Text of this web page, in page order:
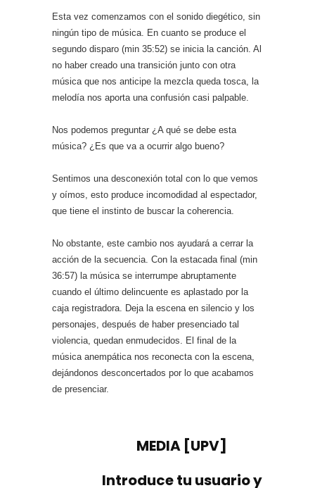
Esta vez comenzamos con el sonido diegético, sin
ningún tipo de música. En cuanto se produce el
segundo disparo (min 35:52) se inicia la canción. Al
no haber creado una transición junto con otra
música que nos anticipe la mezcla queda tosca, la
melodía nos aporta una confusión casi palpable.
Nos podemos preguntar ¿A qué se debe esta
música? ¿Es que va a ocurrir algo bueno?
Sentimos una desconexión total con lo que vemos
y oímos, esto produce incomodidad al espectador,
que tiene el instinto de buscar la coherencia.
No obstante, este cambio nos ayudará a cerrar la
acción de la secuencia. Con la estacada final (min
36:57) la música se interrumpe abruptamente
cuando el último delincuente es aplastado por la
caja registradora. Deja la escena en silencio y los
personajes, después de haber presenciado tal
violencia, quedan enmudecidos. El final de la
música anempática nos reconecta con la escena,
dejándonos desconcertados por lo que acabamos
de presenciar.